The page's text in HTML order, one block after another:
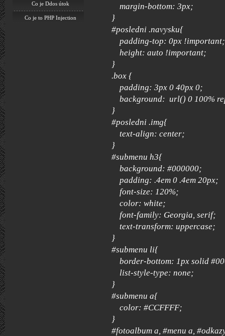
Co je Ddos útok
Co je to PHP Injection
margin-bottom: 3px;
}
#posledni .navysku{
padding-top: 0px !important;
height: auto !important;
}
.box {
padding: 3px 0 40px 0;
background: url() 0 100%
}
#posledni .img{
text-align: center;
}
#submenu h3{
background: #000000;
padding: .4em 0 .4em 20px;
font-size: 120%;
color: white;
font-family: Georgia, serif;
text-transform: uppercase;
}
#submenu li{
border-bottom: 1px solid
list-style-type: none;
}
#submenu a{
color: #CCFFFF;
}
#fotoalbum a, #menu a,